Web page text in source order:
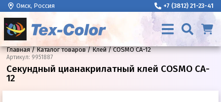
Омск, Россия +7 (3812) 21-23-41
Главная Каталог товаров Клей COSMO CA-12
Артикул: 9951887
Секундный цианакрилатный клей COSMO CA-
12